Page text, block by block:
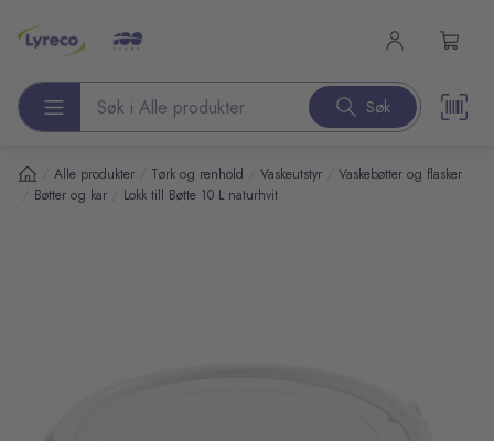
Søk etter produkter Søk
Alle produkter Tørk og renhold Vaskeutstyr Vaskebøtter og flasker
Bøtter og kar Lokk till Bøtte 10 L naturhvit